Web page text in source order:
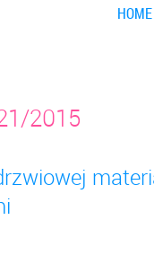
HOME
2015